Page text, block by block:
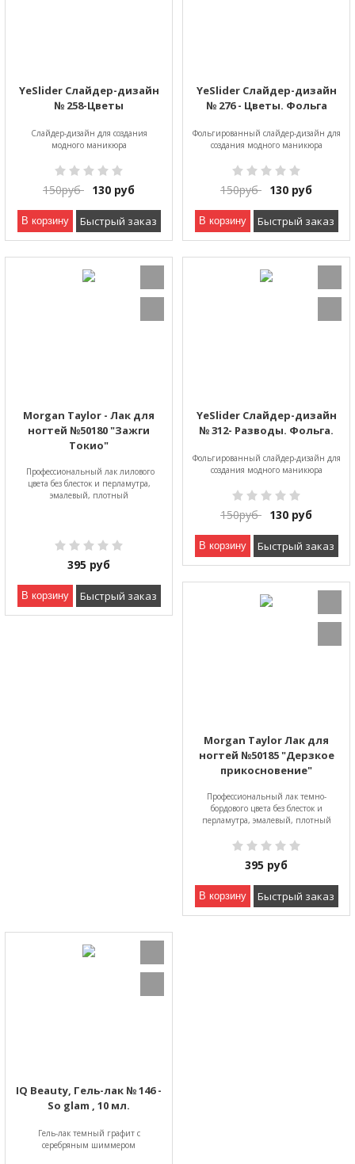
YeSlider Слайдер-дизайн
№ 258-Цветы
Слайдер-дизайн для создания
модного маникюра
150руб 130 руб
В корзину Быстрый заказ
YeSlider Слайдер-дизайн
№ 276 - Цветы. Фольга
Фольгированный слайдер-дизайн для
создания модного маникюра
150руб 130 руб
В корзину Быстрый заказ
Morgan Taylor - Лак для
ногтей №50180 "Зажги
Токио"
Профессиональный лак лилового
цвета без блесток и перламутра,
эмалевый, плотный
395 руб
В корзину Быстрый заказ
YeSlider Слайдер-дизайн
№ 312- Разводы. Фольга.
Фольгированный слайдер-дизайн для
создания модного маникюра
150руб 130 руб
В корзину Быстрый заказ
Morgan Taylor Лак для
ногтей №50185 "Дерзкое
прикосновение"
Профессиональный лак темно-
бордового цвета без блесток и
перламутра, эмалевый, плотный
395 руб
В корзину Быстрый заказ
IQ Beauty, Гель-лак № 146 -
So glam , 10 мл.
Гель-лак темный графит с
серебряным шиммером